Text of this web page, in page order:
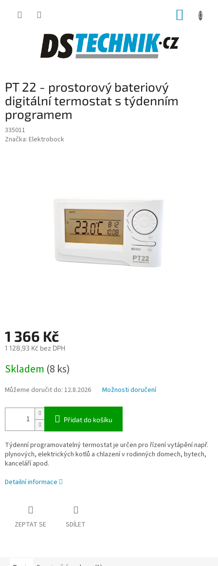
PT 22 - prostorový bateriový
digitální termostat s týdenním
programem
335011
Značka: Elektrobock
1 366 Kč
1 128,93 Kč bez DPH
cena:
Skladem (8 ks)
Můžeme doručit do: 12.8.2026 Možnosti doručení
Přidat do košíku
Týdenní programovatelný termostat je určen pro řízení vytápění např.
plynových, elektrických kotlů a chlazení v rodinných domech, bytech,
kanceláří apod.
Detailní informace
ZEPTAT SE SDÍLET